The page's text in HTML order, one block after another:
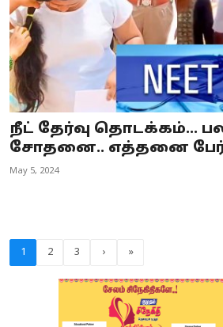
நீட் தேர்வு தொடக்கம்...
சோதனை.. எத்தனை பேர்
May 5, 2024
1 2 3 › »